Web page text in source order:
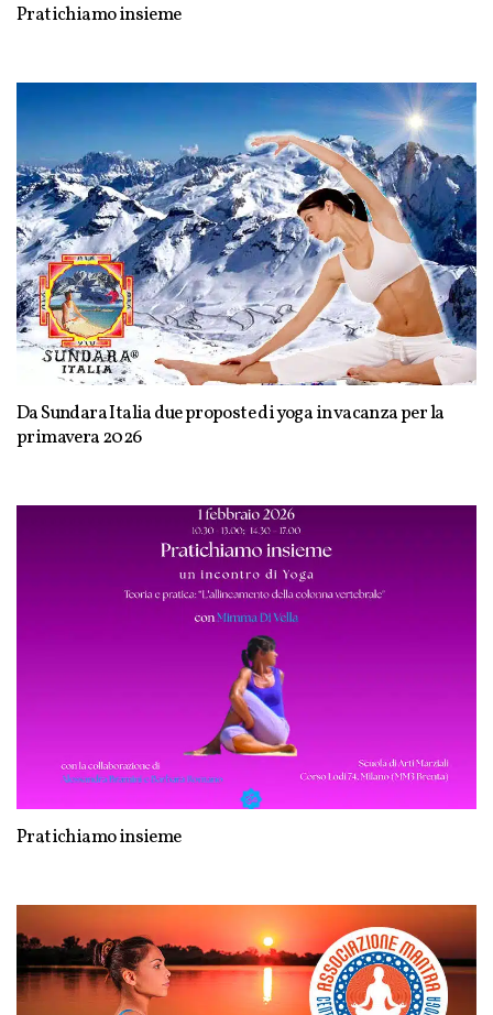
Pratichiamo insieme
Da Sundara Italia due proposte di yoga in vacanza per la
primavera 2026
Pratichiamo insieme